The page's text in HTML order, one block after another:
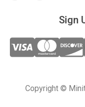
Sign
Copyright ©